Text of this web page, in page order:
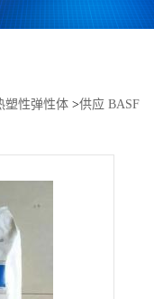
塑性弹性体 >供应 BASF